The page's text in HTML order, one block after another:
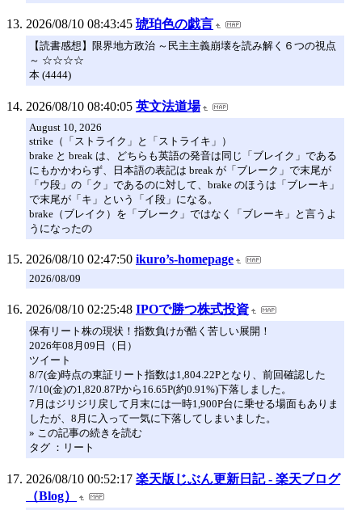
2026/08/10 08:43:45 琥珀色の戯言
【読書感想】限界地方政治 ～民主主義崩壊を読み解く６つの視点
～ ☆☆☆☆
本 (4444)
2026/08/10 08:40:05 英文法道場
August 10, 2026
strike（「ストライク」と「ストライキ」）
brake と break は、どちらも英語の発音は同じ「ブレイク」である
にもかかわらず、日本語の表記は break が「ブレーク」で末尾が
「ウ段」の「ク」であるのに対して、brake のほうは「ブレーキ」
で末尾が「キ」という「イ段」になる。
brake（ブレイク）を「ブレーク」ではなく「ブレーキ」と言うよ
うになったの
2026/08/10 02:47:50 ikuro’s-homepage
2026/08/09
2026/08/10 02:25:48 IPOで勝つ株式投資
保有リート株の現状！指数負けが酷く苦しい展開！
2026年08月09日（日）
ツイート
8/7(金)時点の東証リート指数は1,804.22Pとなり、前回確認した
7/10(金)の1,820.87Pから16.65P(約0.91%)下落しました。
7月はジリジリ戻して月末には一時1,900P台に乗せる場面もありま
したが、8月に入って一気に下落してしまいました。
» この記事の続きを読む
タグ ：リート
2026/08/10 00:52:17 楽天版じぶん更新日記 - 楽天ブログ
（Blog）